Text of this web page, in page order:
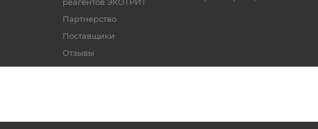
Партнерство
Поставщики
Отзывы
Реквизиты